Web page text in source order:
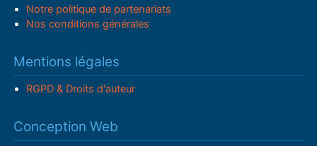
Notre politique de partenariats
Nos conditions générales
Mentions légales
RGPD & Droits d'auteur
Conception Web